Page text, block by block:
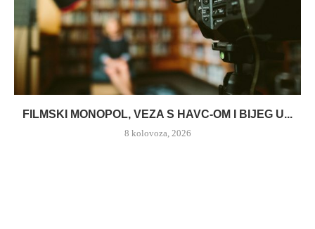
FILMSKI MONOPOL, VEZA S HAVC-OM I BIJEG U...
8 kolovoza, 2026